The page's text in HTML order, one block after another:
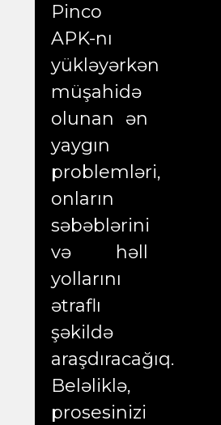
Pinco
APK-nı
yükləyərkən
müşahidə
olunan ən
yaygın
problemləri,
onların
səbəblərini
və həll
yollarını
ətraflı
şəkildə
araşdıracağıq.
Beləliklə,
prosesinizi